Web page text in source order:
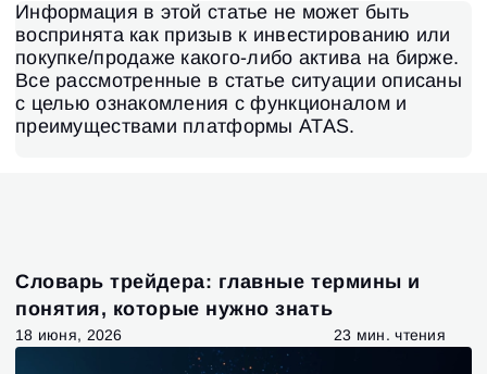
Информация в этой статье не может быть
воспринята как призыв к инвестированию или
покупке/продаже какого-либо актива на бирже.
Все рассмотренные в статье ситуации описаны
с целью ознакомления с функционалом и
преимуществами платформы ATAS.
Словарь трейдера: главные термины и
понятия, которые нужно знать
18 июня, 2026 23 мин. чтения